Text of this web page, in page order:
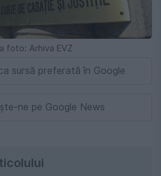
foto: Arhiva EVZ
sursă preferată în Google
ne pe Google News